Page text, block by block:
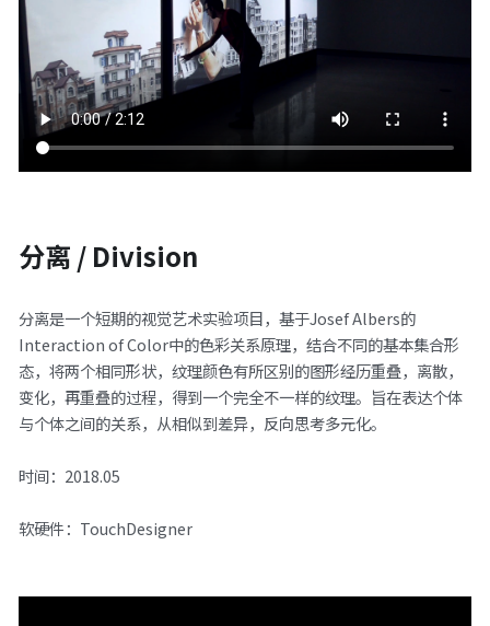
分离 / Division
分离是一个短期的视觉艺术实验项目，基于Josef Albers的
Interaction of Color中的色彩关系原理，结合不同的基本集合形
态，将两个相同形状，纹理颜色有所区别的图形经历重叠，离散，
变化，再重叠的过程，得到一个完全不一样的纹理。旨在表达个体
与个体之间的关系，从相似到差异，反向思考多元化。
时间：2018.05
软硬件：TouchDesigner